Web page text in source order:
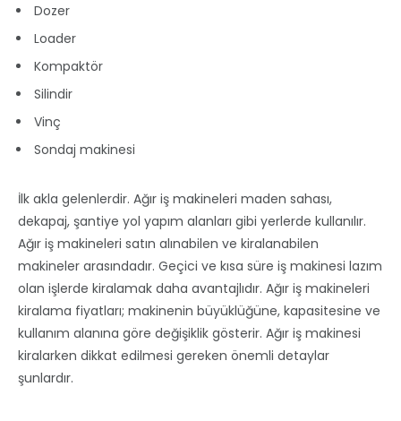
Dozer
Loader
Kompaktör
Silindir
Vinç
Sondaj makinesi
İlk akla gelenlerdir. Ağır iş makineleri maden sahası,
dekapaj, şantiye yol yapım alanları gibi yerlerde kullanılır.
Ağır iş makineleri satın alınabilen ve kiralanabilen
makineler arasındadır. Geçici ve kısa süre iş makinesi lazım
olan işlerde kiralamak daha avantajlıdır. Ağır iş makineleri
kiralama fiyatları; makinenin büyüklüğüne, kapasitesine ve
kullanım alanına göre değişiklik gösterir. Ağır iş makinesi
kiralarken dikkat edilmesi gereken önemli detaylar
şunlardır.